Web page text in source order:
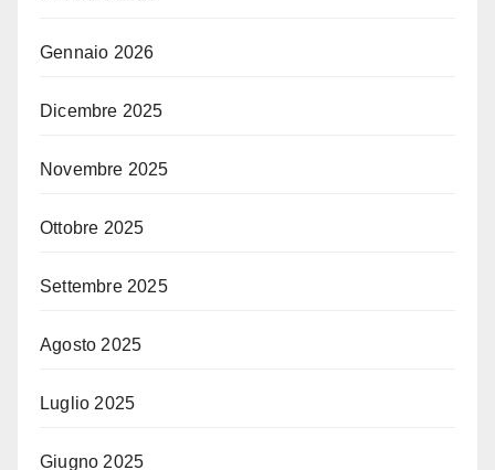
Gennaio 2026
Dicembre 2025
Novembre 2025
Ottobre 2025
Settembre 2025
Agosto 2025
Luglio 2025
Giugno 2025